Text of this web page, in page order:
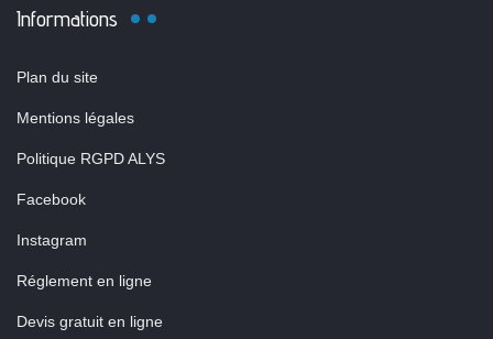
Informations
Plan du site
Mentions légales
Politique RGPD ALYS
Facebook
Instagram
Réglement en ligne
Devis gratuit en ligne